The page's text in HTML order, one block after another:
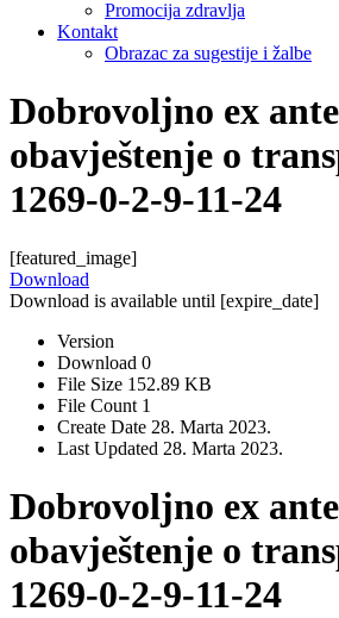
Promocija zdravlja
Kontakt
Obrazac za sugestije i žalbe
Dobrovoljno ex ante
obavještenje o
1269-0-2-9-11-24
[featured_image]
Download
Download is available until [expire_date]
Version
Download 0
File Size 152.89 KB
File Count 1
Create Date 28. Marta 2023.
Last Updated 28. Marta 2023.
Dobrovoljno ex ante
obavještenje o
1269-0-2-9-11-24